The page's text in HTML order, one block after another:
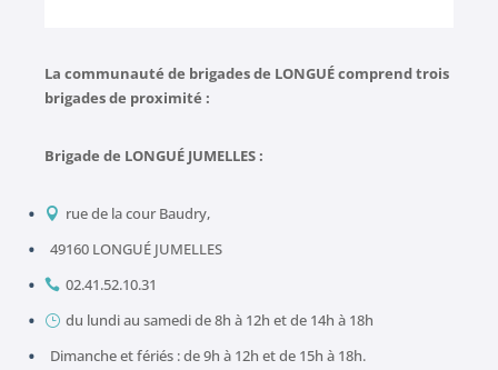
La communauté de brigades de LONGUÉ comprend trois
brigades de proximité :
Brigade de LONGUÉ JUMELLES :
 rue de la cour Baudry,
49160 LONGUÉ JUMELLES
 02.41.52.10.31
} du lundi au samedi de 8h à 12h et de 14h à 18h
Dimanche et fériés : de 9h à 12h et de 15h à 18h.